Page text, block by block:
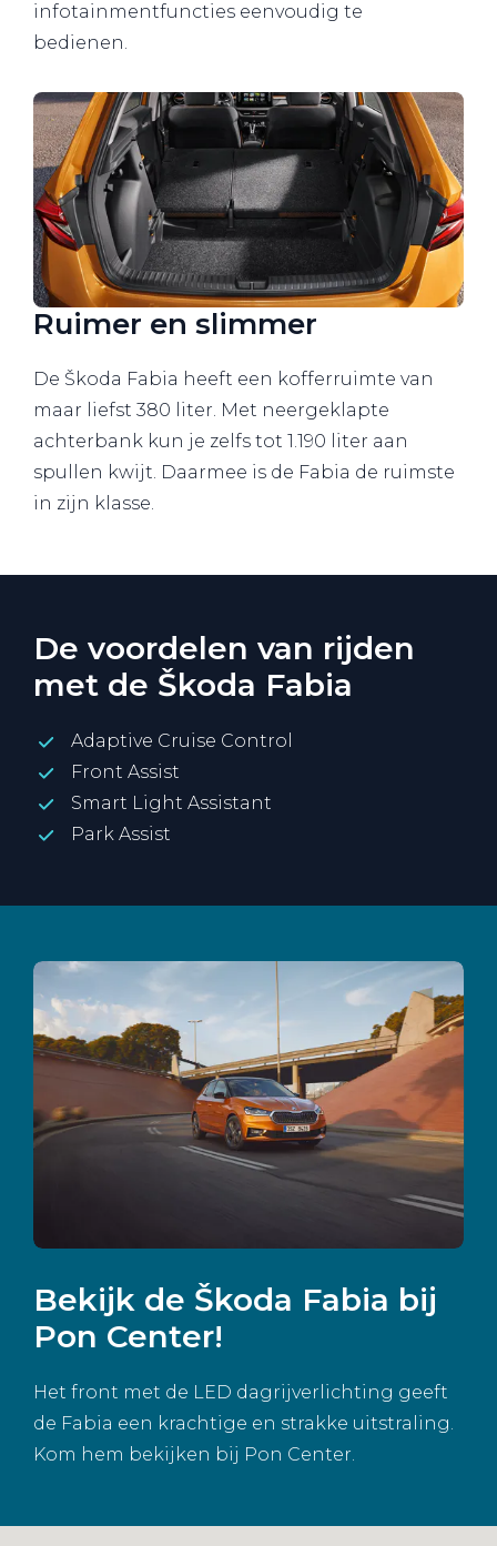
infotainmentfuncties eenvoudig te
bedienen.
Ruimer en slimmer
De Škoda Fabia heeft een kofferruimte van
maar liefst 380 liter. Met neergeklapte
achterbank kun je zelfs tot 1.190 liter aan
spullen kwijt. Daarmee is de Fabia de ruimste
in zijn klasse.
De voordelen van rijden
met de Škoda Fabia
Adaptive Cruise Control
Front Assist
Smart Light Assistant
Park Assist
Bekijk de Škoda Fabia bij
Pon Center!
Het front met de LED dagrijverlichting geeft
de Fabia een krachtige en strakke uitstraling.
Kom hem bekijken bij Pon Center.